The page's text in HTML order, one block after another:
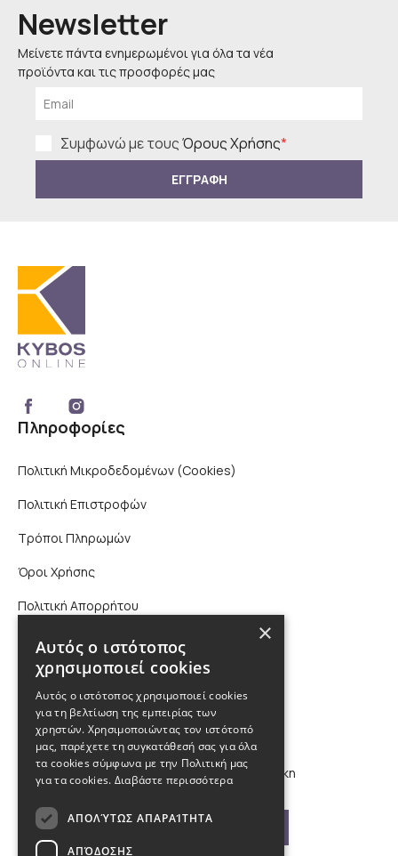
Newsletter
Μείνετε πάντα ενημερωμένοι για όλα τα νέα
προϊόντα και τις προσφορές μας
Συμφωνώ με τουςΌρους Χρήσης*
ΕΓΓΡΑΦΗ
Πληροφορίες
Πολιτική Μικροδεδομένων (Cookies)
Πολιτική Επιστροφών
Τρόποι Πληρωμών
Όροι Χρήσης
Πολιτική Απορρήτου
Επικοινωνία
210 9880988, 2310 224 460
info@kybosonline.gr
Εθνικής Αμύνης 44, 54621, Θεσσαλονίκη
Βρείτε μας στο χάρτη
×
Αυτός ο ιστότοπος
χρησιμοποιεί cookies
Αυτός ο ιστότοπος χρησιμοποιεί cookies
για τη βελτίωση της εμπειρίας των
χρηστών. Χρησιμοποιώντας τον ιστότοπό
μας, παρέχετε τη συγκατάθεσή σας για όλα
τα cookies σύμφωνα με την Πολιτική μας
για τα cookies. Διαβάστε περισσότερα
ΑΠΟΛΎΤΩΣ ΑΠΑΡΑΊΤΗΤΑ
ΑΠΌΔΟΣΗΣ